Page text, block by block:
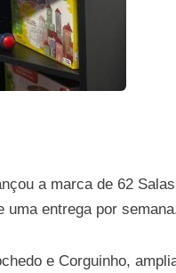
a marca de 62
uma entrega por
e Corguinho,